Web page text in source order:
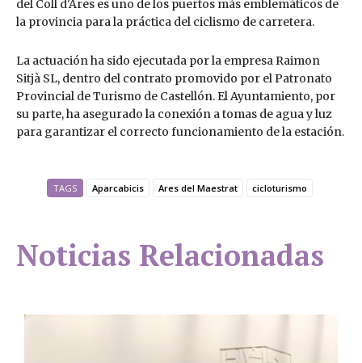
del Coll d'Ares es uno de los puertos más emblemáticos de
la provincia para la práctica del ciclismo de carretera.
La actuación ha sido ejecutada por la empresa Raimon
Sitjà SL, dentro del contrato promovido por el Patronato
Provincial de Turismo de Castellón. El Ayuntamiento, por
su parte, ha asegurado la conexión a tomas de agua y luz
para garantizar el correcto funcionamiento de la estación.
TAGS Aparcabicis Ares del Maestrat cicloturismo
Noticias Relacionadas